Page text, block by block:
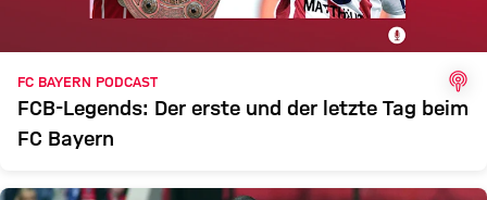
FC BAYERN PODCAST
FCB-Legends: Der erste und der letzte Tag beim
FC Bayern